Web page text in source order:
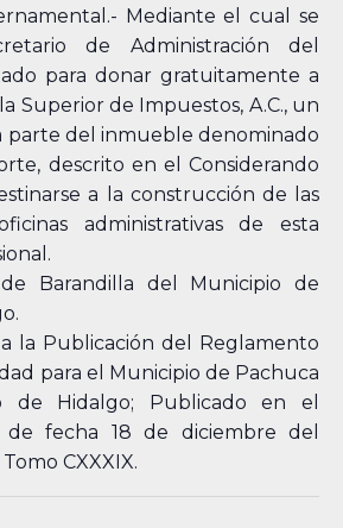
Mediante el cual se
de Administración del
para donar gratuitamente a
Superior de Impuestos, A.C., un
parte del inmueble denominado
descrito en el Considerando
a la construcción de las
administrativas de esta
Barandilla del Municipio de
la Publicación del Reglamento
para el Municipio de Pachuca
de Hidalgo; Publicado en el
de fecha 18 de diciembre del
CXXXIX.